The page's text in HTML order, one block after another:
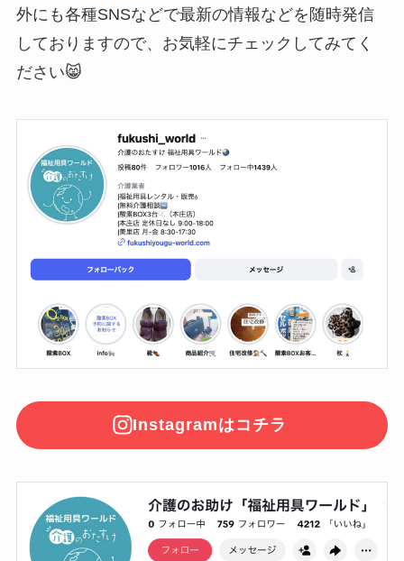
外にも各種SNSなどで最新の情報などを随時発信
しておりますので、お気軽にチェックしてみてく
ださい😸
Instagramはコチラ